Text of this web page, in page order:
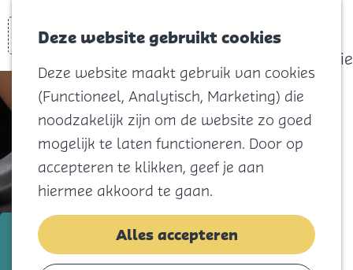
Deze website gebruikt cookies
Deze website maakt gebruik van cookies
(Functioneel, Analytisch, Marketing) die
noodzakelijk zijn om de website zo goed
mogelijk te laten functioneren. Door op
accepteren te klikken, geef je aan
hiermee akkoord te gaan.
Alles accepteren
Menu
Zoeken
Watersport
Eilandhistorie
Voor kids
Naar het
strand
Natuur
Cultuur en
Winkelen
Koningsdag
Belde Massagesalon